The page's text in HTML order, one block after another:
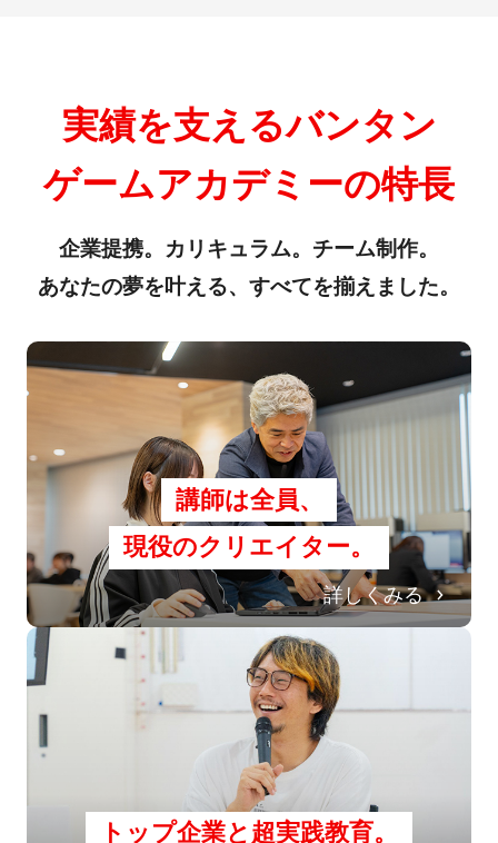
実績を支えるバンタン
ゲームアカデミーの特長
企業提携。カリキュラム。チーム制作。
あなたの夢を叶える、すべてを揃えました。
講師は全員、
現役のクリエイター。
詳しくみる
トップ企業と超実践教育。